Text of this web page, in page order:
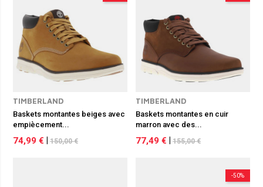
TIMBERLAND
Baskets montantes beiges avec
empiècement...
74,99 € 150,00 €
TIMBERLAND
Baskets montantes en cuir
marron avec des...
77,49 € 155,00 €
-50%